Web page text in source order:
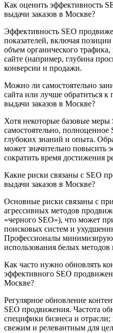
Как оценить эффективность
выдачи заказов в Москве?
Эффективность SEO
показателей, включая
объем органического
сайте (например, глубина
конверсии и продажи.
Можно ли самостоятельно
сайта или лучше обратиться к
выдачи заказов в Москве?
Хотя некоторые базовые меры
самостоятельно,
глубоких знаний и опыта.
может значительно повысить
сократить время достижения
Какие риски связаны с SEO
выдачи заказов в Москве?
Основные риски связаны с
агрессивных методов
«черного SEO»), что может
поисковых систем и
Профессионалы
использования белых
Как часто нужно обновлять
эффективного SEO
Москве?
Регулярное обновление
SEO продвижения. Частота
специфики бизнеса и
свежим и релевантным для